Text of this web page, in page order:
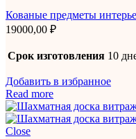
Кованые предметы
19000,00 ₽
Срок изготовления 10
Добавить в избранное
Read more
Close